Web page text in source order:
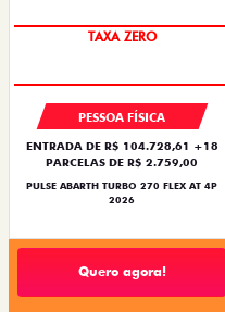
SAIA DE FIAT 0KM
PESSOA FÍSICA
ENTRADA DE R$ 104.728,61 +18
PARCELAS DE R$ 2.759,00
PULSE ABARTH TURBO 270 FLEX AT 4P
2026
Quero agora!